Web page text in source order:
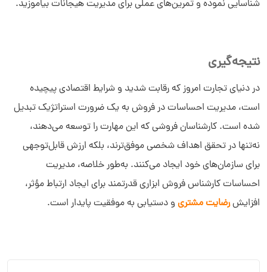
شناسایی نموده و تمرین‌های عملی برای مدیریت هیجانات بیاموزید.
نتیجه‌گیری
در دنیای تجارت امروز که رقابت شدید و شرایط اقتصادی پیچیده
است، مدیریت احساسات در فروش به یک ضرورت استراتژیک تبدیل
شده است. کارشناسان فروشی که این مهارت را توسعه می‌دهند،
نه‌تنها در تحقق اهداف شخصی موفق‌ترند، بلکه ارزش قابل‌توجهی
برای سازمان‌های خود ایجاد می‌کنند. به‌طور خلاصه، مدیریت
احساسات کارشناس فروش ابزاری قدرتمند برای ایجاد ارتباط مؤثر،
افزایشرضایت مشتری و دستیابی به موفقیت پایدار است.